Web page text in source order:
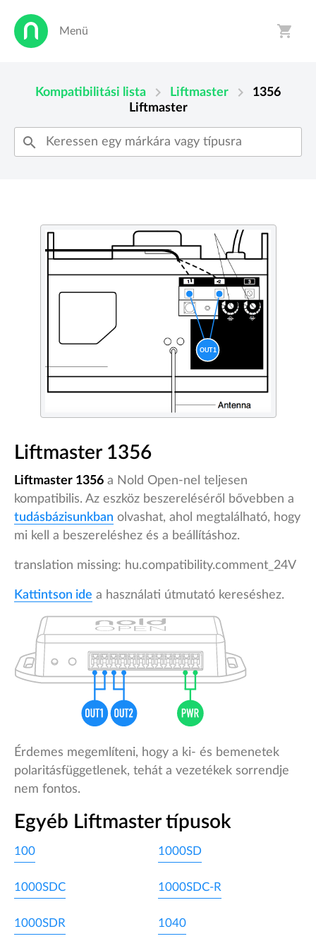
Menü shopping_cart
Kompatibilitási lista chevron_right Liftmaster chevron_right
1356
Liftmaster
search
Liftmaster 1356
Liftmaster 1356 a Nold Open-nel teljesen
kompatibilis. Az eszköz beszereléséről bővebben a
tudásbázisunkban olvashat, ahol megtalálható, hogy
mi kell a beszereléshez és a beállításhoz.
translation missing: hu.compatibility.comment_24V
Kattintson ide a használati útmutató kereséshez.
Érdemes megemlíteni, hogy a ki- és bemenetek
polaritásfüggetlenek, tehát a vezetékek sorrendje
nem fontos.
Egyéb Liftmaster típusok
100 1000SD
1000SDC 1000SDC-R
1000SDR 1040